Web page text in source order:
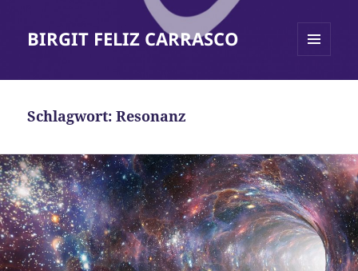
BIRGIT FELIZ CARRASCO
Schlagwort:Resonanz